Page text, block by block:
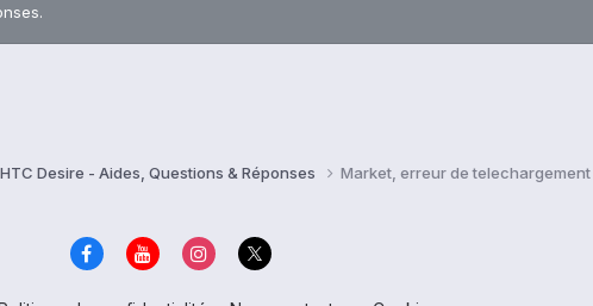
HTC Desire - Aides, Questions & Réponses Market, erreur de telechargement